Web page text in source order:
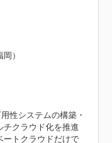
）
性システムの構築・
チクラウド化を推進
ートクラウドだけで